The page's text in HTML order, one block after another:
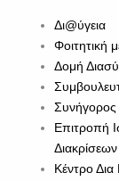
Δι@ύγεια
Φοιτητική
Δομή
Συνήγορος
Επιτροπή
Διακρίσεων
Κέντρο